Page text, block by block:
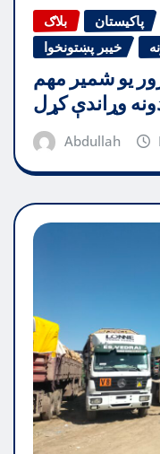
بلاګ پاکیستان
خیبر پښتونخوا
یو شمیر مهم
وړاندې کړل
Abdullah